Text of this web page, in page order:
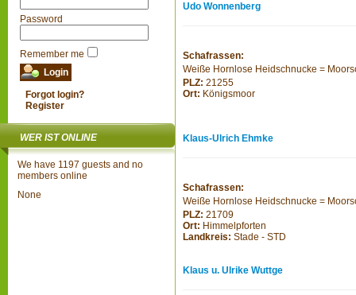
Password
Remember me
Forgot login?
Register
WER IST ONLINE
We have 1197 guests and no
members online
None
Udo Wonnenberg
Schafrassen:
Weiße Hornlose Heidschnucke =
PLZ: 21255
Ort: Königsmoor
Klaus-Ulrich Ehmke
Schafrassen:
Weiße Hornlose Heidschnucke =
PLZ: 21709
Ort: Himmelpforten
Landkreis: Stade - STD
Klaus u. Ulrike Wuttge